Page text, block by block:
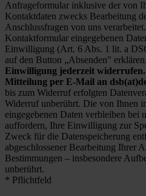
Anfrageformular inklusive der von
Kontaktdaten zwecks Bearbeitung
Anschlussfragen von uns
Kontaktformular eingegebenen
Einwilligung (Art. 6 Abs. 1 lit. a
auf den Button „Absenden" erklären.
Einwilligung jederzeit
Mitteilung per E-Mail an
bis zum Widerruf erfolgten
Widerruf unberührt. Die von Ihnen
eingegebenen Daten verbleiben bei
auffordern, Ihre Einwilligung zur
Zweck für die Datenspeicherung
abgeschlossener Bearbeitung Ihrer
Bestimmungen – insbesondere
unberührt.
* Pflichtfeld